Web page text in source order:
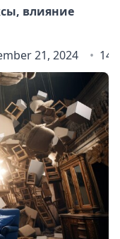
влияние
21, 2024 14